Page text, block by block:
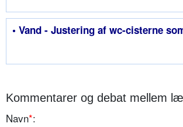
• Vand - Justering af wc-cisterne
Kommentarer og debat mellem
Navn*: